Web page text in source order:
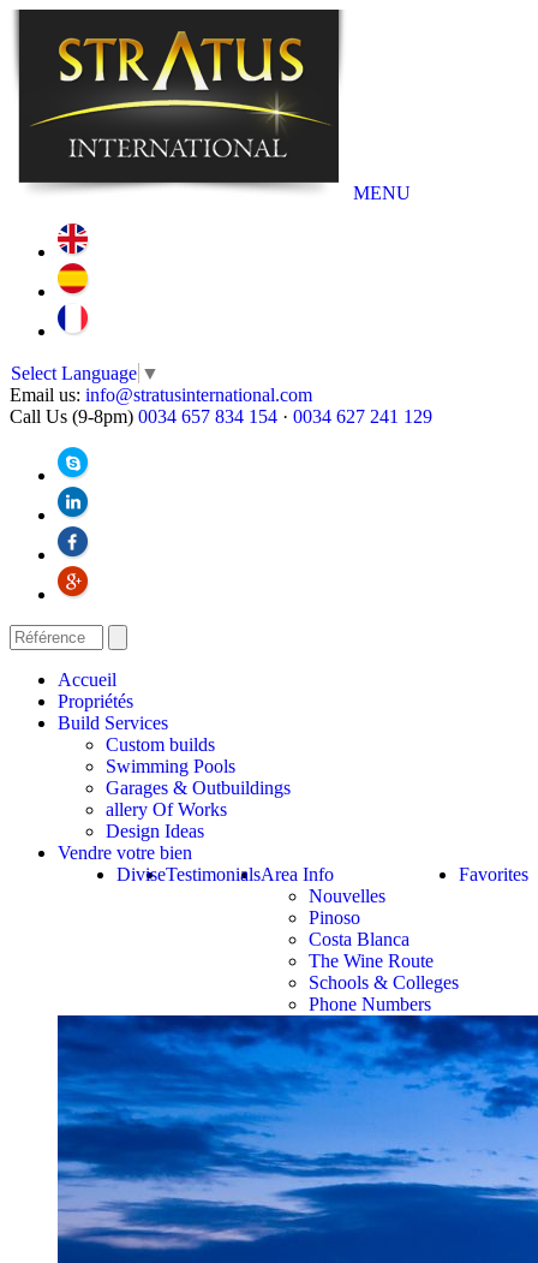
MENU
Select Language ▼
Email us: info@stratusinternational.com
Call Us (9-8pm) 0034 657 834 154 · 0034 627 241 129
Accueil
Propriétés
Build Services
Custom builds
Swimming Pools
Garages & Outbuildings
allery Of Works
Design Ideas
Vendre votre bien
Favorites
Area Info
Nouvelles
Pinoso
Costa Blanca
The Wine Route
Schools & Colleges
Phone Numbers
Testimonials
Divise